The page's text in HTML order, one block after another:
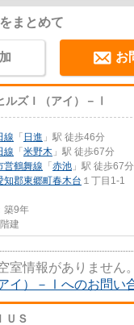
まとめて
お
ルズＩ（アイ）－Ⅰ
線 「 日進 」駅 徒歩46分
線 「 米野木 」駅 徒歩67分
営鶴舞線 「 赤池 」駅 徒歩67分
知郡東郷町春木台 １丁目1-1
築9年
建
室情報がありません。
イ）－Ⅰへのお問い
ＵＳ